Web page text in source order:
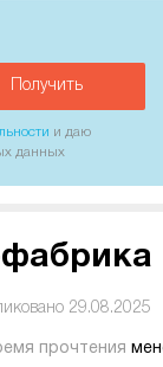
Получить
и даю
данных
29.08.2025
прочтения